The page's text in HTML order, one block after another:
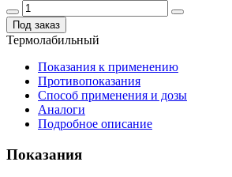
Под заказ
Термолабильный
Показания к применению
Противопоказания
Способ применения и дозы
Аналоги
Подробное описание
Показания